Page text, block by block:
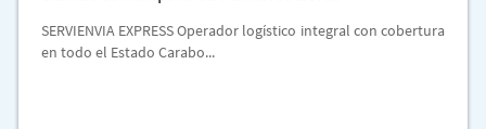
SERVIENVIA EXPRESS Operador logístico integral con cobertura
en todo el Estado Carabo...